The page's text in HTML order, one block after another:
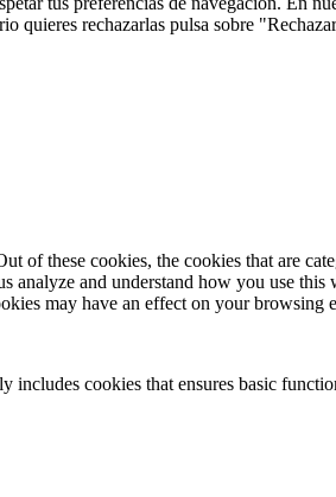
quieres rechazarlas pulsa sobre
these cookies, the cookies that are
and understand how you use
may have an effect on your browsing
cookies that ensures basic